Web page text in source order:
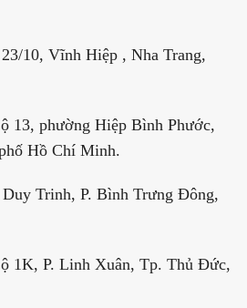
10, Vĩnh Hiệp , Nha Trang,
13, phường Hiệp Bình Phước,
Hồ Chí Minh.
Trinh, P. Bình Trưng Đông,
1K, P. Linh Xuân, Tp. Thủ Đức,